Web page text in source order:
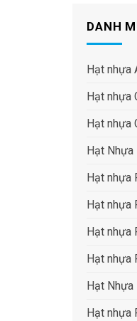
DANH
Hạt nhựa
Hạt nhựa
Hạt nhựa
Hạt
Hạt nhựa
Hạt nhựa
Hạt nhựa
Hạt nhựa
Hạt Nhựa
Hạt nhựa